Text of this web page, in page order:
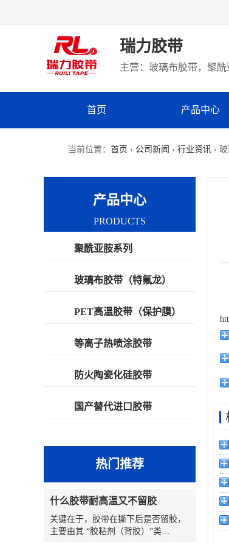
瑞力胶带
主营：玻璃布胶带，聚
首页 产品中心
当前位置： 首页 › 公司新闻 › 行业资讯 ›
产品中心
PRODUCTS
聚酰亚胺系列
玻璃布胶带（特氟龙）
PET高温胶带（保护膜）
等离子热喷涂胶带
防火陶瓷化硅胶带
国产替代进口胶带
热门推荐
什么胶带耐高温又不留胶
关键在于，胶带在撕下后是否留胶，
主要由其 “胶粘剂（背胶）”类